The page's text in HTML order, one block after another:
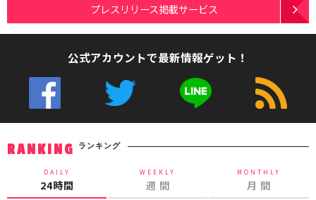
プレスリリース掲載サービス
公式アカウントで最新情報ゲット！
RANKING ランキング
DAILY
24時間
WEEKLY
週 間
MONTHLY
月 間